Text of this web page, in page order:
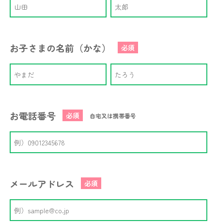
お子さまの名前（かな） 必須
お電話番号 必須 自宅又は携帯番号
メールアドレス 必須